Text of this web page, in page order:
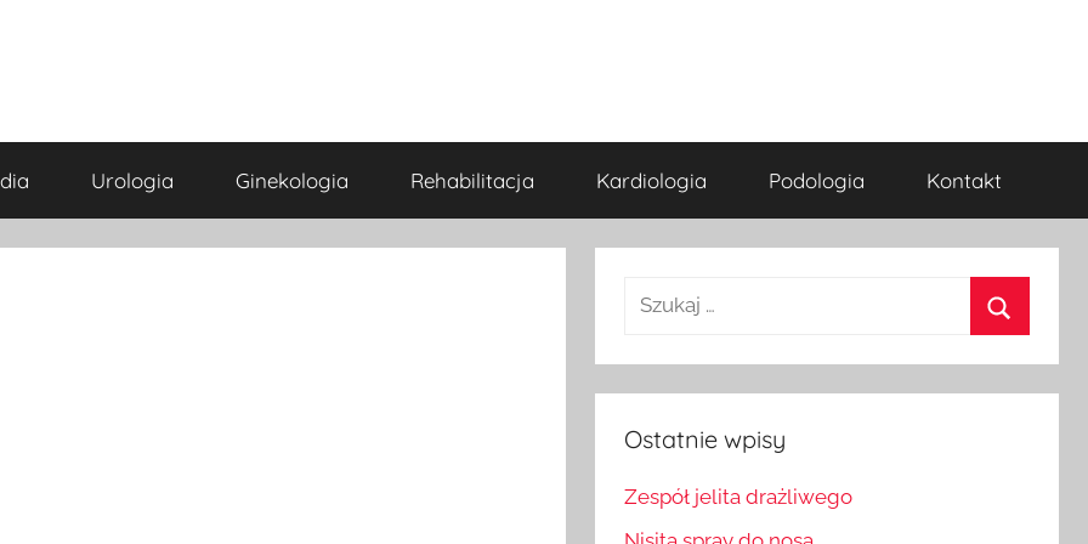
Urologia Ginekologia Rehabilitacja Kardiologia Podologia Kontakt
Szukaj:
Ostatnie wpisy
Zespół jelita drażliwego